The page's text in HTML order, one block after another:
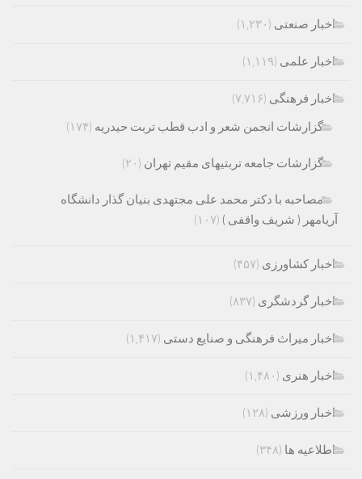
اخبار صنعتی (۱,۲۳۰)
اخبار علمی (۱,۱۱۹)
اخبار فرهنگی (۷,۷۱۶)
گزارشات انجمن شعر و ادب قطب تربت حیدریه (۱۷۴)
گزارشات جامعه تربتیهای مقیم تهران (۲۰)
مصاحبه با دکتر محمد علی مجتهدی بنیان گذار دانشگاه
آریامهر ( شریف واقفی ) (۱۰۷)
اخبار کشاورزی (۴۵۷)
اخبار گردشگری (۸۳۷)
اخبار میراث فرهنگی و صنایع دستی (۱,۴۱۷)
اخبار هنری (۱,۴۸۰)
اخبار ورزشی (۱۲۸)
اطلاعیه ها (۳۴۸)